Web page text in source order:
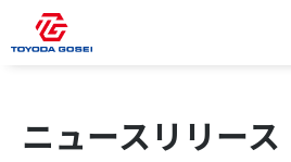
ニュースリリース